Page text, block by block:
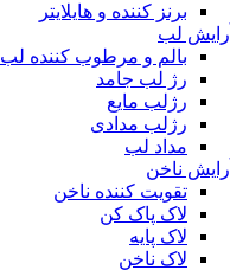
برنز کننده و هایلایتر
آرایش لب
بالم و مرطوب کننده لب
رژ لب جامد
رژلب مایع
رژلب مدادی
مداد لب
آرایش ناخن
تقویت کننده ناخن
لاک پاک کن
لاک پایه
لاک ناخن